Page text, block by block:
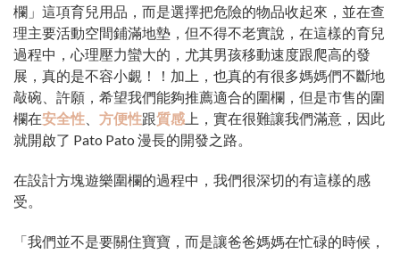
欄」這項育兒用品，而是選擇把危險的物品收起來，並在查
理主要活動空間鋪滿地墊，但不得不老實說，在這樣的育兒
過程中，心理壓力蠻大的，尤其男孩移動速度跟爬高的發
展，真的是不容小覷！！加上，也真的有很多媽媽們不斷地
敲碗、許願，希望我們能夠推薦適合的圍欄，但是市售的圍
欄在安全性 方便性跟質感 上，實在很難讓我們滿意，因此
就開啟了 Pato Pato 漫長的開發之路。
在設計方塊遊樂圍欄的過程中，我們很深切的有這樣的感
受。
「我們並不是要關住寶寶，而是讓爸爸媽媽在忙碌的時候，